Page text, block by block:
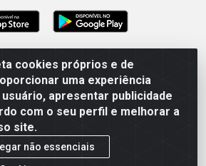
cookies próprios e de
uma experiência
apresentar publicidade
com o seu perfil e melhorar a
site.
não essenciais
- Rua Professor Caldas Filho, 291 -
/ PE CEP: 50771-335 - CNPJ
03.666.136/0001-23